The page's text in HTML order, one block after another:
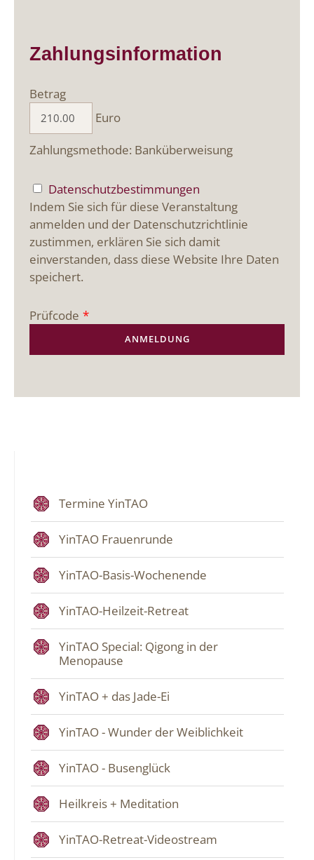
Zahlungsinformation
Betrag
Euro
Zahlungsmethode: Banküberweisung
Datenschutzbestimmungen
Indem Sie sich für diese Veranstaltung
anmelden und der Datenschutzrichtlinie
zustimmen, erklären Sie sich damit
einverstanden, dass diese Website Ihre Daten
speichert.
Prüfcode *
Termine YinTAO
YinTAO Frauenrunde
YinTAO-Basis-Wochenende
YinTAO-Heilzeit-Retreat
YinTAO Special: Qigong in der
Menopause
YinTAO + das Jade-Ei
YinTAO - Wunder der Weiblichkeit
YinTAO - Busenglück
Heilkreis + Meditation
YinTAO-Retreat-Videostream